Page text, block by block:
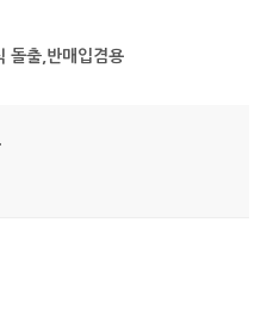
돌출,반매입겸용